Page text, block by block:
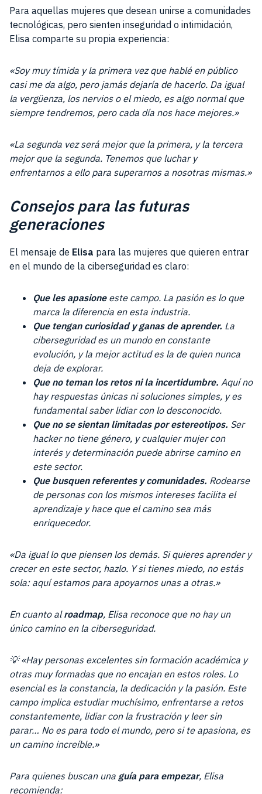
Para aquellas mujeres que desean unirse a comunidades
tecnológicas, pero sienten inseguridad o intimidación,
Elisa comparte su propia experiencia:
«Soy muy tímida y la primera vez que hablé en público
casi me da algo, pero jamás dejaría de hacerlo. Da igual
la vergüenza, los nervios o el miedo, es algo normal que
siempre tendremos, pero cada día nos hace mejores.»
«La segunda vez será mejor que la primera, y la tercera
mejor que la segunda. Tenemos que luchar y
enfrentarnos a ello para superarnos a nosotras mismas.»
Consejos para las futuras
generaciones
El mensaje de Elisa para las mujeres que quieren entrar
en el mundo de la ciberseguridad es claro:
Que les apasioneeste campo. La pasión es lo que
marca la diferencia en esta industria.
Que tengan curiosidad y ganas de aprender. La
ciberseguridad es un mundo en constante
evolución, y la mejor actitud es la de quien nunca
deja de explorar.
Que no teman los retos ni la incertidumbre. Aquí no
hay respuestas únicas ni soluciones simples, y es
fundamental saber lidiar con lo desconocido.
Que no se sientan limitadas por estereotipos. Ser
hacker no tiene género, y cualquier mujer con
interés y determinación puede abrirse camino en
este sector.
Que busquen referentes y comunidades. Rodearse
de personas con los mismos intereses facilita el
aprendizaje y hace que el camino sea más
enriquecedor.
«Da igual lo que piensen los demás. Si quieres aprender y
crecer en este sector, hazlo. Y si tienes miedo, no estás
sola: aquí estamos para apoyarnos unas a otras.»
En cuanto alroadmap, Elisa reconoce que no hay un
único camino en la ciberseguridad.
💡 «Hay personas excelentes sin formación académica y
otras muy formadas que no encajan en estos roles. Lo
esencial es la constancia, la dedicación y la pasión. Este
campo implica estudiar muchísimo, enfrentarse a retos
constantemente, lidiar con la frustración y leer sin
parar… No es para todo el mundo, pero si te apasiona, es
un camino increíble.»
Para quienes buscan una guía para empezar, Elisa
recomienda: